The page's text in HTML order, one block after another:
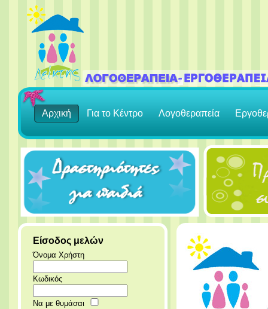
Αρχική Για το Κέντρο Λογοθεραπεία
Είσοδος μελών
Όνομα Χρήστη
Κωδικός
Να με θυμάσαι